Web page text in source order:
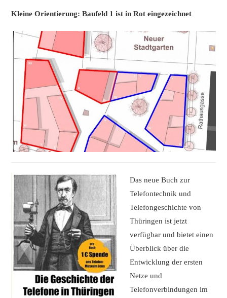
Kleine Orientierung: Baufeld 1 ist in Rot eingezeichnet
Das neue Buch zur
Telefontechnik und
Telefongeschichte von
Thüringen ist jetzt
verfügbar und bietet einen
Überblick über die
Entwicklung der ersten
Netze und
Telefonverbindungen im